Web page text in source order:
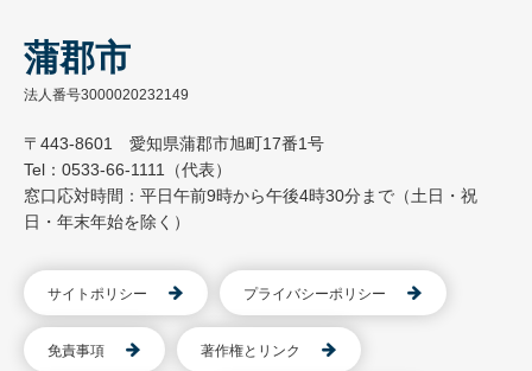
蒲郡市
法人番号3000020232149
〒443-8601 愛知県蒲郡市旭町17番1号
Tel：0533-66-1111（代表）
窓口応対時間：平日午前9時から午後4時30分まで（土日・祝
日・年末年始を除く）
サイトポリシー プライバシーポリシー
免責事項 著作権とリンク